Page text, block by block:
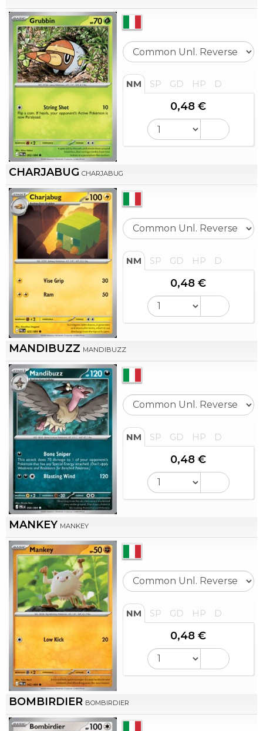
NM SP GD HP D
0,48 €
CHARJABUG CHARJABUG
NM SP GD HP D
0,48 €
MANDIBUZZ MANDIBUZZ
NM SP GD HP D
0,48 €
MANKEY MANKEY
NM SP GD HP D
0,48 €
BOMBIRDIER BOMBIRDIER